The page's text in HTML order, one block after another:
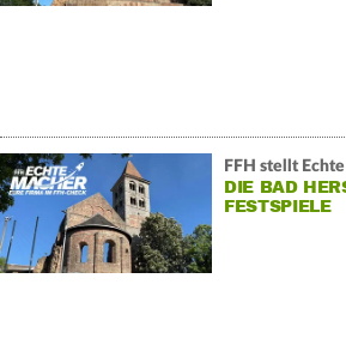
FFH stellt
DIE BAD
FESTSPIELE